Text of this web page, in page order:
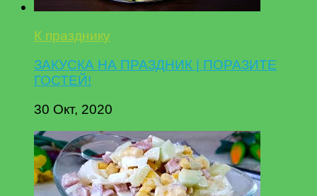
К празднику
ЗАКУСКА НА ПРАЗДНИК | ПОРАЗИТЕ
ГОСТЕЙ!
30 Окт, 2020